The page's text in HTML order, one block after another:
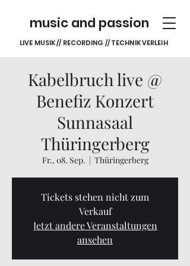
music and passion
LIVE MUSIK // RECORDING // TECHNIK VERLEIH
Kabelbruch live @
Benefiz Konzert
Sunnasaal
Thüringerberg
Fr., 08. Sep.
  |
Thüringerberg
Tickets stehen nicht zum
Verkauf
Jetzt andere Veranstaltungen
ansehen